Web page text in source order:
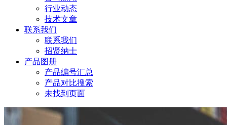
行业动态
技术文章
联系我们
联系我们
招贤纳士
产品图册
产品编号汇总
产品对比搜索
未找到页面